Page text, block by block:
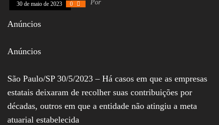
Vinhos, Bebidas,
Cervejas, Comida,
Receitas, Chef, RH,
Emprego,
Empreendedorismo,
30 de maio de 2023 0 Por
Anúncios
Anúncios
São Paulo/SP 30/5/2023 – Há casos em que as empresas
estatais deixaram de recolher suas contribuições por
décadas, outros em que a entidade não atingiu a meta
atuarial estabelecida